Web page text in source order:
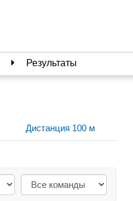
Результаты
Дистанция 100 м